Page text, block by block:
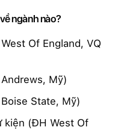
ngành nào?
Of England, VQ
Mỹ)
State, Mỹ)
kiện (ĐH West Of